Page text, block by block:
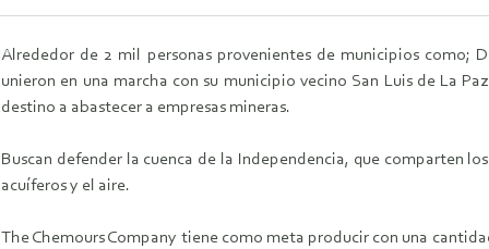
Alrededor de 2 mil personas provenientes de municipios como;
unieron en una marcha con su municipio vecino San Luis de La
destino a abastecer a empresas mineras.
Buscan defender la cuenca de la Independencia, que comparten
acuíferos y el aire.
The Chemours Company tiene como meta producir con una